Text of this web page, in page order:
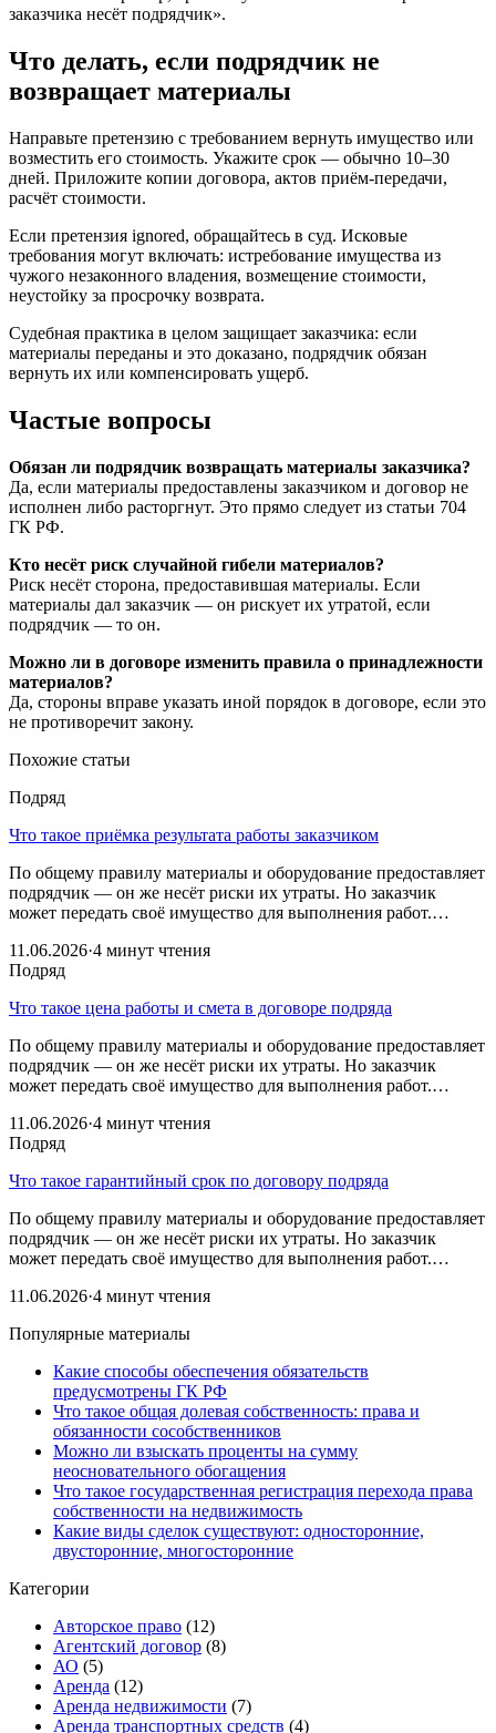
заказчика несёт подрядчик».
Что делать, если подрядчик не
возвращает материалы
Направьте претензию с требованием вернуть имущество или
возместить его стоимость. Укажите срок — обычно 10–30
дней. Приложите копии договора, актов приём-передачи,
расчёт стоимости.
Если претензия ignored, обращайтесь в суд. Исковые
требования могут включать: истребование имущества из
чужого незаконного владения, возмещение стоимости,
неустойку за просрочку возврата.
Судебная практика в целом защищает заказчика: если
материалы переданы и это доказано, подрядчик обязан
вернуть их или компенсировать ущерб.
Частые вопросы
Обязан ли подрядчик возвращать материалы заказчика?
Да, если материалы предоставлены заказчиком и договор не
исполнен либо расторгнут. Это прямо следует из статьи 704
ГК РФ.
Кто несёт риск случайной гибели материалов?
Риск несёт сторона, предоставившая материалы. Если
материалы дал заказчик — он рискует их утратой, если
подрядчик — то он.
Можно ли в договоре изменить правила о принадлежности
материалов?
Да, стороны вправе указать иной порядок в договоре, если это
не противоречит закону.
Похожие статьи
Подряд
Что такое приёмка результата работы заказчиком
По общему правилу материалы и оборудование предоставляет
подрядчик — он же несёт риски их утраты. Но заказчик
может передать своё имущество для выполнения работ.…
11.06.2026·4 минут чтения
Подряд
Что такое цена работы и смета в договоре подряда
По общему правилу материалы и оборудование предоставляет
подрядчик — он же несёт риски их утраты. Но заказчик
может передать своё имущество для выполнения работ.…
11.06.2026·4 минут чтения
Подряд
Что такое гарантийный срок по договору подряда
По общему правилу материалы и оборудование предоставляет
подрядчик — он же несёт риски их утраты. Но заказчик
может передать своё имущество для выполнения работ.…
11.06.2026·4 минут чтения
Популярные материалы
Какие способы обеспечения обязательств
предусмотрены ГК РФ
Что такое общая долевая собственность: права и
обязанности сособственников
Можно ли взыскать проценты на сумму
неосновательного обогащения
Что такое государственная регистрация перехода права
собственности на недвижимость
Какие виды сделок существуют: односторонние,
двусторонние, многосторонние
Категории
Авторское право (12)
Агентский договор (8)
АО (5)
Аренда (12)
Аренда недвижимости (7)
Аренда транспортных средств (4)